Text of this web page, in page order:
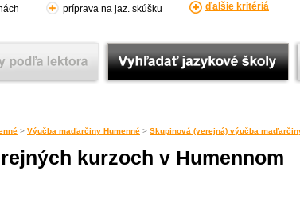
príprava na jaz. skúšku ďalšie kritériá
> Výučba maďarčiny Humenné > Skupinová (verejná) výučba
kurzoch v Humennom